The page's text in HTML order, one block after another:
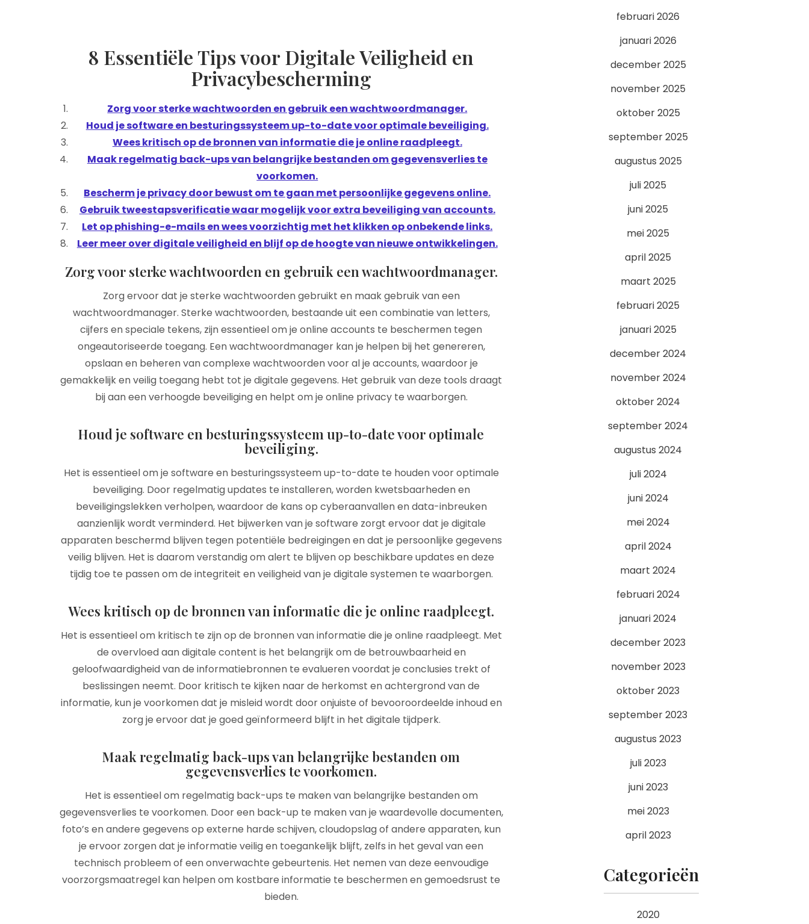
8 Essentiële Tips voor Digitale Veiligheid en
Privacybescherming
Zorg voor sterke wachtwoorden en gebruik een wachtwoordmanager.
Houd je software en besturingssysteem up-to-date voor optimale beveiliging.
Wees kritisch op de bronnen van informatie die je online raadpleegt.
Maak regelmatig back-ups van belangrijke bestanden om gegevensverlies te
voorkomen.
Bescherm je privacy door bewust om te gaan met persoonlijke gegevens online.
Gebruik tweestapsverificatie waar mogelijk voor extra beveiliging van accounts.
Let op phishing-e-mails en wees voorzichtig met het klikken op onbekende links.
Leer meer over digitale veiligheid en blijf op de hoogte van nieuwe ontwikkelingen.
Zorg voor sterke wachtwoorden en gebruik een wachtwoordmanager.
Zorg ervoor dat je sterke wachtwoorden gebruikt en maak gebruik van een
wachtwoordmanager. Sterke wachtwoorden, bestaande uit een combinatie van letters,
cijfers en speciale tekens, zijn essentieel om je online accounts te beschermen tegen
ongeautoriseerde toegang. Een wachtwoordmanager kan je helpen bij het genereren,
opslaan en beheren van complexe wachtwoorden voor al je accounts, waardoor je
gemakkelijk en veilig toegang hebt tot je digitale gegevens. Het gebruik van deze tools draagt
bij aan een verhoogde beveiliging en helpt om je online privacy te waarborgen.
Houd je software en besturingssysteem up-to-date voor optimale
beveiliging.
Het is essentieel om je software en besturingssysteem up-to-date te houden voor optimale
beveiliging. Door regelmatig updates te installeren, worden kwetsbaarheden en
beveiligingslekken verholpen, waardoor de kans op cyberaanvallen en data-inbreuken
aanzienlijk wordt verminderd. Het bijwerken van je software zorgt ervoor dat je digitale
apparaten beschermd blijven tegen potentiële bedreigingen en dat je persoonlijke gegevens
veilig blijven. Het is daarom verstandig om alert te blijven op beschikbare updates en deze
tijdig toe te passen om de integriteit en veiligheid van je digitale systemen te waarborgen.
Wees kritisch op de bronnen van informatie die je online raadpleegt.
Het is essentieel om kritisch te zijn op de bronnen van informatie die je online raadpleegt. Met
de overvloed aan digitale content is het belangrijk om de betrouwbaarheid en
geloofwaardigheid van de informatiebronnen te evalueren voordat je conclusies trekt of
beslissingen neemt. Door kritisch te kijken naar de herkomst en achtergrond van de
informatie, kun je voorkomen dat je misleid wordt door onjuiste of bevooroordeelde inhoud en
zorg je ervoor dat je goed geïnformeerd blijft in het digitale tijdperk.
Maak regelmatig back-ups van belangrijke bestanden om
gegevensverlies te voorkomen.
Het is essentieel om regelmatig back-ups te maken van belangrijke bestanden om
gegevensverlies te voorkomen. Door een back-up te maken van je waardevolle documenten,
foto’s en andere gegevens op externe harde schijven, cloudopslag of andere apparaten, kun
je ervoor zorgen dat je informatie veilig en toegankelijk blijft, zelfs in het geval van een
technisch probleem of een onverwachte gebeurtenis. Het nemen van deze eenvoudige
voorzorgsmaatregel kan helpen om kostbare informatie te beschermen en gemoedsrust te
bieden.
februari 2026
januari 2026
december 2025
november 2025
oktober 2025
september 2025
augustus 2025
juli 2025
juni 2025
mei 2025
april 2025
maart 2025
februari 2025
januari 2025
december 2024
november 2024
oktober 2024
september 2024
augustus 2024
juli 2024
juni 2024
mei 2024
april 2024
maart 2024
februari 2024
januari 2024
december 2023
november 2023
oktober 2023
september 2023
augustus 2023
juli 2023
juni 2023
mei 2023
april 2023
Categorieën
2020